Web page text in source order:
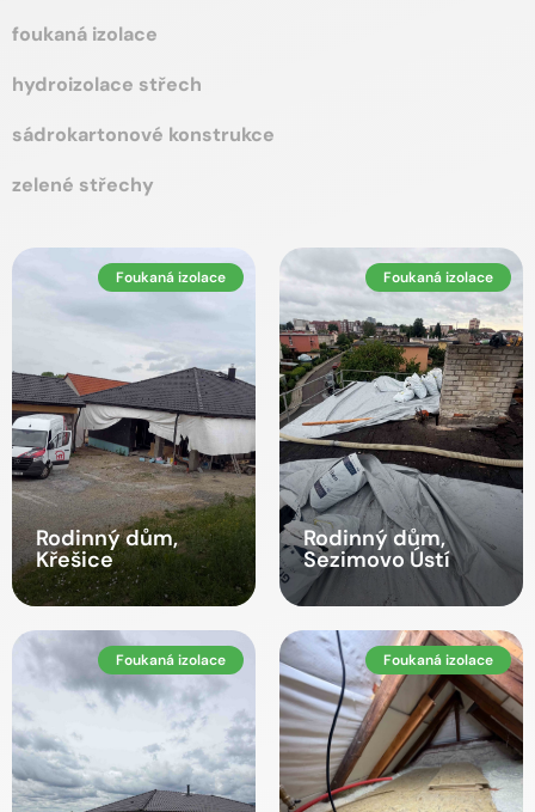
foukaná izolace
hydroizolace střech
sádrokartonové konstrukce
zelené střechy
Foukaná izolace
Rodinný dům,
Křešice
Foukaná izolace
Rodinný dům,
Sezimovo Ústí
Foukaná izolace Foukaná izolace